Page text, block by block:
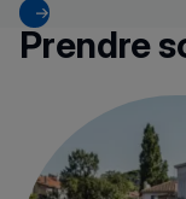
Prendre